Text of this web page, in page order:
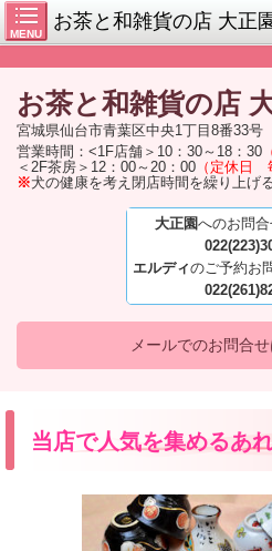
MENU
お茶と和雑貨の店 大正
お茶と和雑貨の店
宮城県仙台市青葉区中央1丁目8番33号
営業時間：<1F店舗＞10：30～18：30
＜2F茶房＞12：00～20：00 （定休日
※犬の健康を考え閉店時間を繰り上げ
大正園へのお問
エルディのご予約お
メールでのお問合
当店で人気を集めるあ